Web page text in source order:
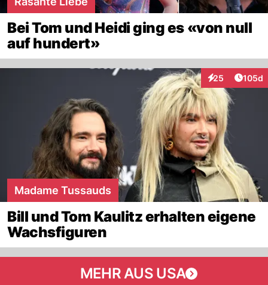
Bei Tom und Heidi ging es «von null
auf hundert»
25
Interaktionen
105d
Madame Tussauds
Bill und Tom Kaulitz erhalten eigene
Wachsfiguren
MEHR AUS USA